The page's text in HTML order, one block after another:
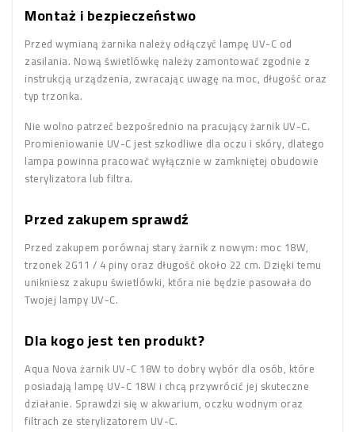
Montaż i bezpieczeństwo
Przed wymianą żarnika należy odłączyć lampę UV-C od
zasilania. Nową świetlówkę należy zamontować zgodnie z
instrukcją urządzenia, zwracając uwagę na moc, długość oraz
typ trzonka.
Nie wolno patrzeć bezpośrednio na pracujący żarnik UV-C.
Promieniowanie UV-C jest szkodliwe dla oczu i skóry, dlatego
lampa powinna pracować wyłącznie w zamkniętej obudowie
sterylizatora lub filtra.
Przed zakupem sprawdź
Przed zakupem porównaj stary żarnik z nowym: moc 18W,
trzonek 2G11 / 4 piny oraz długość około 22 cm. Dzięki temu
unikniesz zakupu świetlówki, która nie będzie pasowała do
Twojej lampy UV-C.
Dla kogo jest ten produkt?
Aqua Nova żarnik UV-C 18W to dobry wybór dla osób, które
posiadają lampę UV-C 18W i chcą przywrócić jej skuteczne
działanie. Sprawdzi się w akwarium, oczku wodnym oraz
filtrach ze sterylizatorem UV-C.